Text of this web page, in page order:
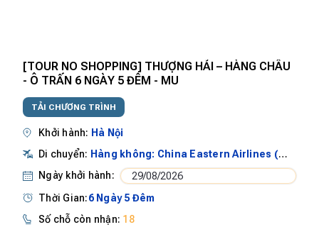
[TOUR NO SHOPPING] THƯỢNG HẢI – HÀNG CHÂU
- Ô TRẤN 6 NGÀY 5 ĐÊM - MU
TẢI CHƯƠNG TRÌNH
Khởi hành: Hà Nội
Di chuyển: Hàng không: China Eastern Airlines (MU)
Ngày khởi hành:
29/08/2026
Thời Gian:6 Ngày 5 Đêm
Số chỗ còn nhận: 18